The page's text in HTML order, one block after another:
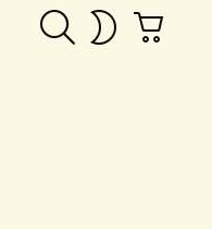
PRETRAGASWITCH
SKIN